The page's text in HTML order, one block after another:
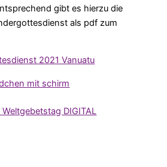
gibt es hierzu die
als pdf zum
2021 Vanuatu
DIGITAL